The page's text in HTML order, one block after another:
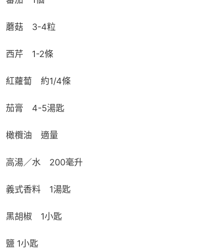
蘑菇　3-4粒
西芹　1-2條
紅蘿蔔　約1/4條
茄膏　4-5湯匙
橄欖油　適量
高湯／水　200毫升
義式香料　1湯匙
黑胡椒　1小匙
鹽 1小匙